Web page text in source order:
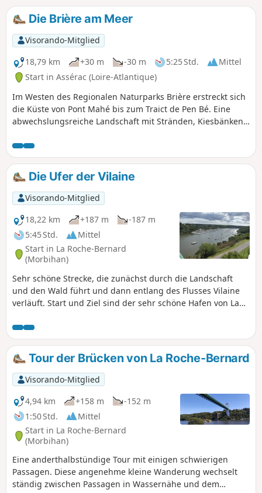
Ballungsraums erstreckt. Die vorgeschlagene
Rundwanderung ermöglicht es, das Gebiet zu umrunden.
Die Brière am Meer
Visorando-Mitglied
18,79 km
+30 m -30 m 5:25 Std.
Mittel
Start in Assérac (Loire-Atlantique)
Im Westen des Regionalen Naturparks Brière erstreckt sich
die Küste von Pont Mahé bis zum Traict de Pen Bé. Eine
abwechslungsreiche Landschaft mit Stränden, Kiesbänken,
Rundwanderung zweigt von dieser Route ab und führt bis
zur Pointe du Bile im Morbihan.
Die Ufer der Vilaine
Visorando-Mitglied
18,22 km
+187 m
-187 m
5:45 Std.
Mittel
Start in La Roche-Bernard
(Morbihan)
Sehr schöne Strecke, die zunächst durch die Landschaft
und den Wald führt und dann entlang des Flusses Vilaine
verläuft. Start und Ziel sind der sehr schöne Hafen von La
Tour der Brücken von La Roche-Bernard
Visorando-Mitglied
4,94 km
+158 m
-152 m
1:50 Std.
Mittel
Start in La Roche-Bernard
(Morbihan)
Eine anderthalbstündige Tour mit einigen schwierigen
Passagen. Diese angenehme kleine Wanderung wechselt
ständig zwischen Passagen in Wassernähe und dem